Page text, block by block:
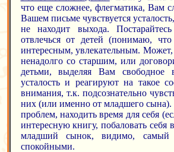
что еще сложнее, флегматика, Вам
Вашем письме чувствуется
не находит выхода.
отвлечься от детей (понимаю,
интересным, увлекательным.
ненадолго со старшим, или
детьми, выделяя Вам свободное
усталость и реагируют на такое
внимания, т.к. подсознательно
них (или именно от младшего сына).
проблем, находить время для себя
интересную книгу, побаловать
младший сынок, видимо, самый
спокойными.